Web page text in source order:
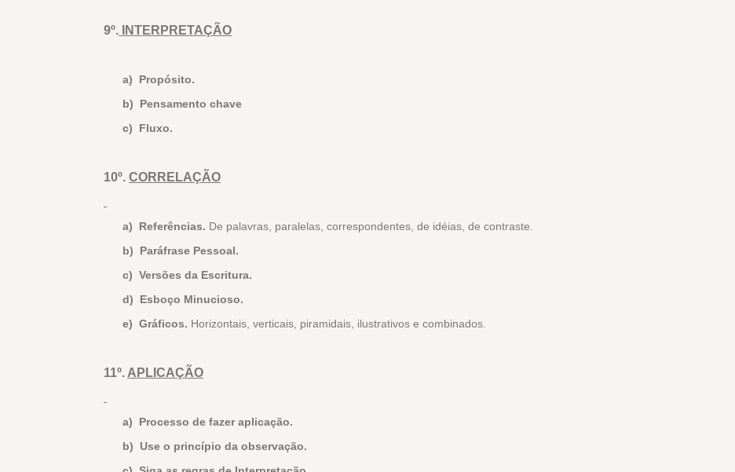
9º. INTERPRETAÇÃO
a)
Propósito.
b)
Pensamento chave
c)
Fluxo.
10º. CORRELAÇÃO
a) Referências. De palavras, paralelas, correspondentes, de idéias, de contraste.
b)
Paráfrase Pessoal.
c) Versões da Escritura.
d)
Esboço Minucioso.
e) Gráficos. Horizontais, verticais, piramidais, ilustrativos e combinados.
11º. APLICAÇÃO
a)
Processo de fazer aplicação.
b)
Use o princípio da observação.